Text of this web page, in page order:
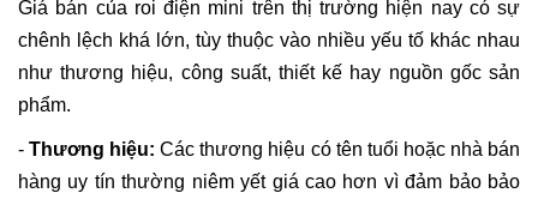
Giá bán của roi điện mini trên thị trường hiện nay có sự
chênh lệch khá lớn, tùy thuộc vào nhiều yếu tố khác nhau
như thương hiệu, công suất, thiết kế hay nguồn gốc sản
phẩm.
- Thương hiệu:Các thương hiệu có tên tuổi hoặc nhà bán
hàng uy tín thường niêm yết giá cao hơn vì đảm bảo bảo